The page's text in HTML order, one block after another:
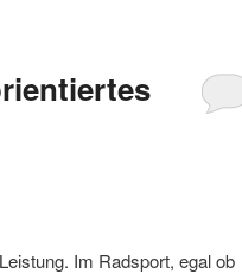
Im Radsport, egal ob